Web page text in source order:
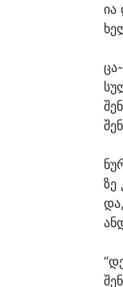
ია
ხე
სუ
შე
შენ
ზე
ან